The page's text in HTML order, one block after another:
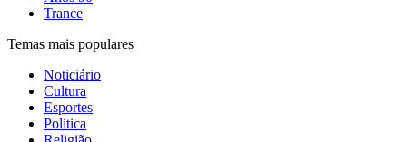
Trance
Temas mais populares
Noticiário
Cultura
Esportes
Política